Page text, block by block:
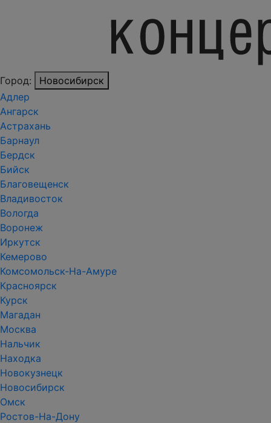
Город:
Новосибирск
Адлер
Ангарск
Астрахань
Барнаул
Бердск
Бийск
Благовещенск
Владивосток
Вологда
Воронеж
Иркутск
Кемерово
Комсомольск-На-Амуре
Красноярск
Курск
Магадан
Москва
Нальчик
Находка
Новокузнецк
Новосибирск
Омск
Ростов-На-Дону